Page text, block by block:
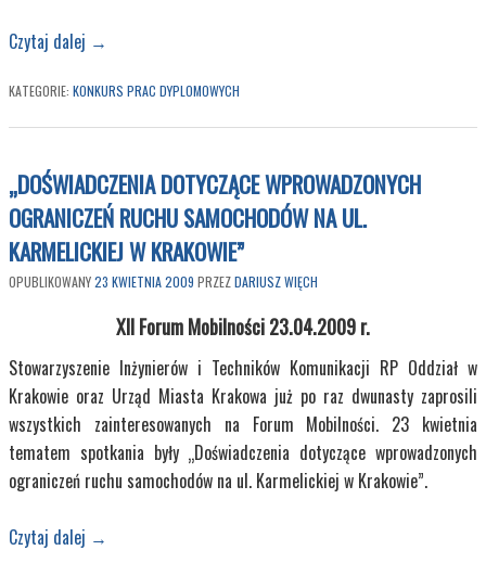
Czytaj dalej →
KATEGORIE: KONKURS PRAC DYPLOMOWYCH
„DOŚWIADCZENIA DOTYCZĄCE WPROWADZONYCH
OGRANICZEŃ RUCHU SAMOCHODÓW NA UL.
KARMELICKIEJ W KRAKOWIE”
OPUBLIKOWANY23 KWIETNIA 2009 PRZEZDARIUSZ WIĘCH
XII Forum Mobilności 23.04.2009 r.
Stowarzyszenie Inżynierów i Techników Komunikacji RP Oddział w
Krakowie oraz Urząd Miasta Krakowa już po raz dwunasty zaprosili
wszystkich zainteresowanych na Forum Mobilności. 23 kwietnia
tematem spotkania były „Doświadczenia dotyczące wprowadzonych
ograniczeń ruchu samochodów na ul. Karmelickiej w Krakowie”.
Czytaj dalej →